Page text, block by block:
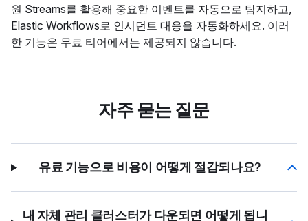
원 Streams를 활용해 중요한 이벤트를 자동으로 탐지하고,
Elastic Workflows로 인시던트 대응을 자동화하세요. 이러
한 기능은 무료 티어에서는 제공되지 않습니다.
자주 묻는 질문
유료 기능으로 비용이 어떻게 절감되나요?
내 자체 관리 클러스터가 다운되면 어떻게 됩니